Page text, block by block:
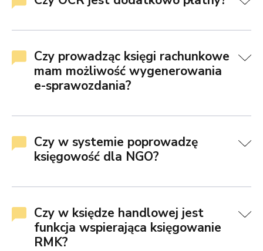
Czy prowadząc księgi rachunkowe
mam możliwość wygenerowania
e-sprawozdania?
Czy w systemie poprowadzę
księgowość dla NGO?
Czy w księdze handlowej jest
funkcja wspierająca księgowanie
RMK?